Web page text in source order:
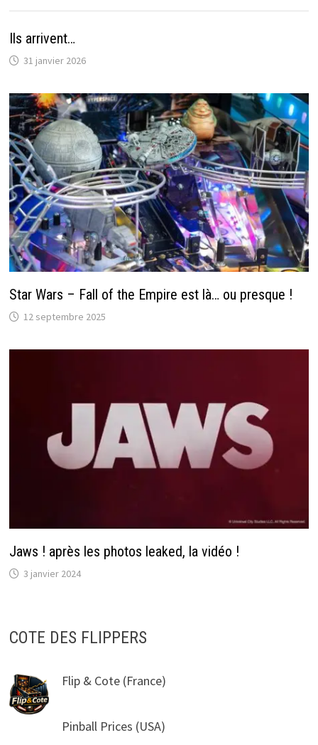
Ils arrivent…
31 janvier 2026
Star Wars – Fall of the Empire est là… ou presque !
12 septembre 2025
Jaws ! après les photos leaked, la vidéo !
3 janvier 2024
COTE DES FLIPPERS
Flip & Cote(France)
Pinball Prices (USA)